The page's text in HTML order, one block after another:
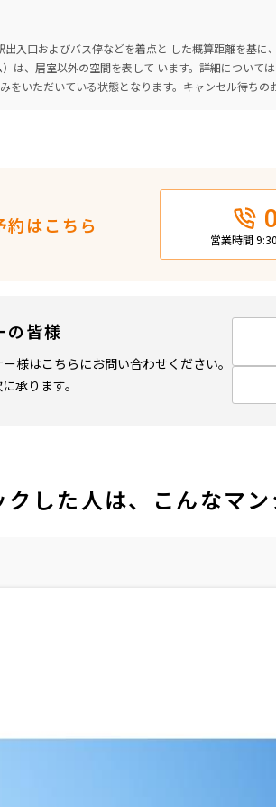
入口およびバス停などを着点と した概算距離を基に
は、居室以外の空間を表して います。詳細については
をいただいている状態となります。キャンセル待ちの
約はこちら
営業時間
の皆様
様はこちらにお問い合わせください。
承ります。
した人は、こんなマン